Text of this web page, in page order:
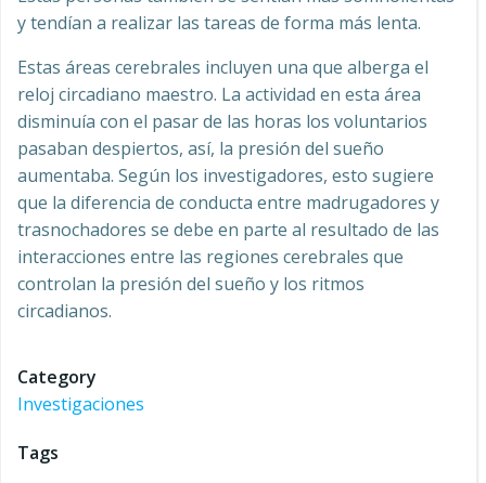
y tendían a realizar las tareas de forma más lenta.
Estas áreas cerebrales incluyen una que alberga el
reloj circadiano maestro. La actividad en esta área
disminuía con el pasar de las horas los voluntarios
pasaban despiertos, así, la presión del sueño
aumentaba. Según los investigadores, esto sugiere
que la diferencia de conducta entre madrugadores y
trasnochadores se debe en parte al resultado de las
interacciones entre las regiones cerebrales que
controlan la presión del sueño y los ritmos
circadianos.
Category
Investigaciones
Tags